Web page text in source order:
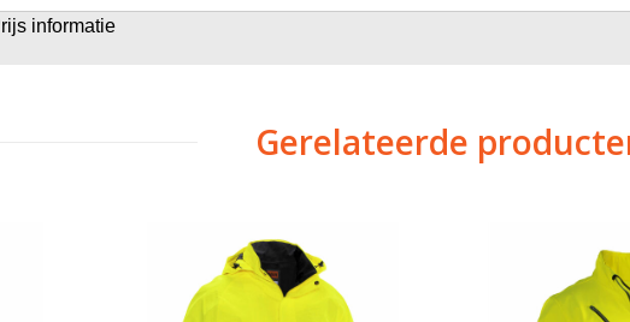
informatie
Gerelateerde